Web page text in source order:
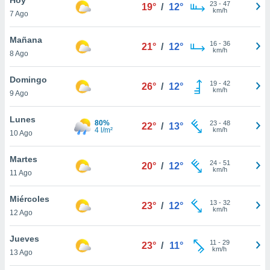
en
más
nuestra
de
cookies
aceptar
7 Ago
19° / 12° 23- 47
km/h
Mañana
8 Ago
21° / 12° 16- 36
km/h
Domingo
9 Ago
26° / 12° 19- 42
km/h
Lunes
10 Ago
80%
4 l/m²
22° / 13° 23- 48
km/h
Martes
11 Ago
20° / 12° 24- 51
km/h
Miércoles
12 Ago
23° / 12° 13- 32
km/h
Jueves
13 Ago
23° / 11° 11 - 29
km/h